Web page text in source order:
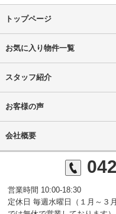
トップページ
お気に入り物件一覧
スタッフ紹介
お客様の声
会社概要
営業時間 10:00-18:30
定休日 毎週水曜日（１月～３